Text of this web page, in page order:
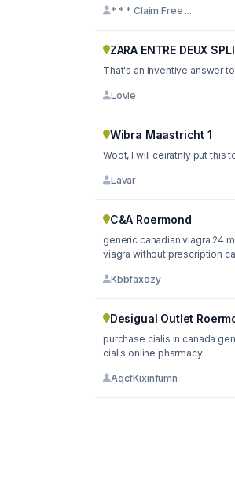
* * * Claim Free ...
ZARA ENTRE DEUX
That's an inventive answer
Lovie
Wibra Maastricht 1
Woot, I will ceiratnly put this
Lavar
C&A Roermond
generic canadian viagra 24 medic http://kloviagrli.com/
viagra without prescription
Kbbfaxozy
Desigual Outlet
purchase cialis in canada
cialis online pharmacy
AqcfKixinfumn